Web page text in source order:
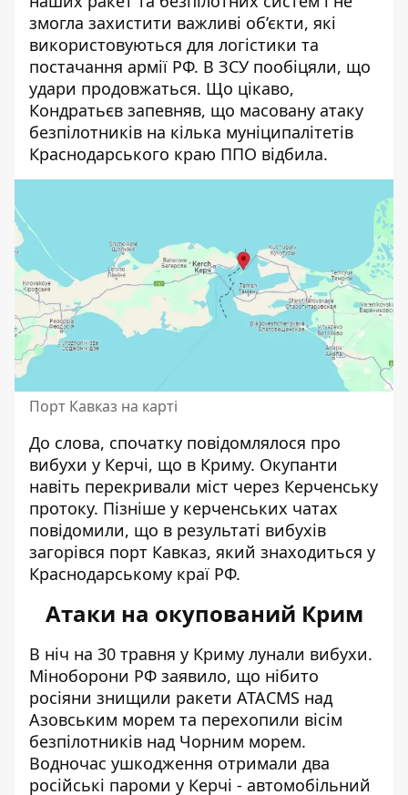
змогла захистити важливі об’єкти, які
використовуються для логістики та
постачання армії РФ. В ЗСУ пообіцяли, що
удари продовжаться. Що цікаво,
Кондратьєв запевняв, що масовану атаку
безпілотників на кілька муніципалітетів
Краснодарського краю ППО відбила.
Порт Кавказ на карті
До слова, спочатку повідомлялося про
вибухи у Керчі, що в Криму. Окупанти
навіть перекривали міст через Керченську
протоку. Пізніше у керченських чатах
повідомили, що в результаті вибухів
загорівся порт Кавказ, який знаходиться у
Краснодарському краї РФ.
Атаки на окупований Крим
В ніч на 30 травня у Криму лунали вибухи.
Міноборони РФ заявило, що нібито
росіяни знищили ракети ATACMS над
Азовським морем та перехопили вісім
безпілотників над Чорним морем.
Водночас ушкодження отримали два
російські пароми у Керчі - автомобільний